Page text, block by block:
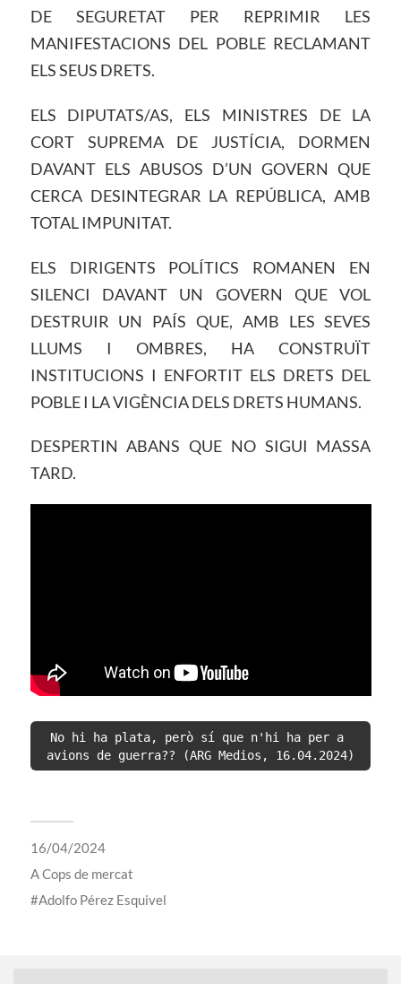
DE SEGURETAT PER REPRIMIR LES
MANIFESTACIONS DEL POBLE RECLAMANT
ELS SEUS DRETS.
ELS DIPUTATS/AS, ELS MINISTRES DE LA
CORT SUPREMA DE JUSTÍCIA, DORMEN
DAVANT ELS ABUSOS D’UN GOVERN QUE
CERCA DESINTEGRAR LA REPÚBLICA, AMB
TOTAL IMPUNITAT.
ELS DIRIGENTS POLÍTICS ROMANEN EN
SILENCI DAVANT UN GOVERN QUE VOL
DESTRUIR UN PAÍS QUE, AMB LES SEVES
LLUMS I OMBRES, HA CONSTRUÏT
INSTITUCIONS I ENFORTIT ELS DRETS DEL
POBLE I LA VIGÈNCIA DELS DRETS HUMANS.
DESPERTIN ABANS QUE NO SIGUI MASSA
TARD.
No hi ha plata, però sí que n'hi ha per a
avions de guerra?? (ARG Medios, 16.04.2024)
16/04/2024
ACops de mercat
Adolfo Pérez Esquivel